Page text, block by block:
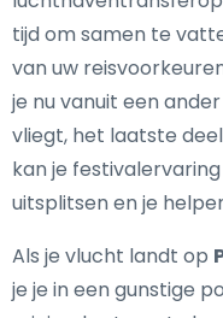
tijd om samen te
van uw
je nu vanuit een
vliegt, het laatste
kan je
uitsplitsen en je
Als je vlucht landt op
je je in een gunstige